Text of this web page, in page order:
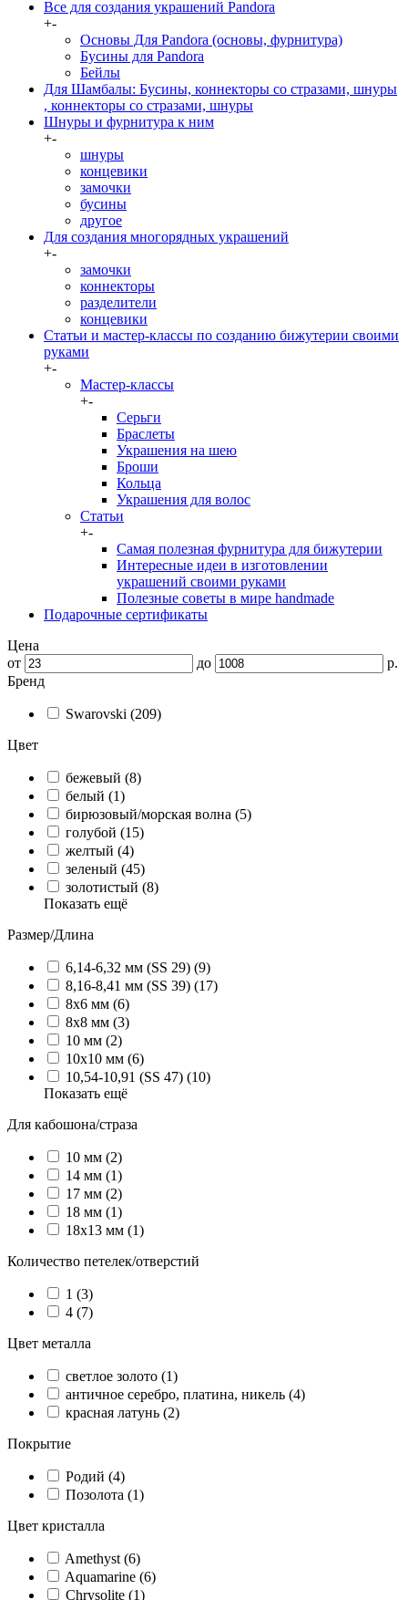
Все для создания украшений Pandora
+-
Основы Для Pandora (основы, фурнитура)
Бусины для Pandora
Бейлы
Для Шамбалы: Бусины, коннекторы со стразами, шнуры
, коннекторы со стразами, шнуры
Шнуры и фурнитура к ним
+-
шнуры
концевики
замочки
бусины
другое
Для создания многорядных украшений
+-
замочки
коннекторы
разделители
концевики
Статьи и мастер-классы по созданию бижутерии своими
руками
+-
Мастер-классы
+-
Серьги
Браслеты
Украшения на шею
Броши
Кольца
Украшения для волос
Статьи
+-
Самая полезная фурнитура для бижутерии
Интересные идеи в изготовлении
украшений своими руками
Полезные советы в мире handmade
Подарочные сертификаты
Цена
от
до
р.
Бренд
Swarovski (209)
Цвет
бежевый (8)
белый (1)
бирюзовый/морская волна (5)
голубой (15)
желтый (4)
зеленый (45)
золотистый (8)
Показать ещё
Размер/Длина
6,14-6,32 мм (SS 29) (9)
8,16-8,41 мм (SS 39) (17)
8х6 мм (6)
8х8 мм (3)
10 мм (2)
10х10 мм (6)
10,54-10,91 (SS 47) (10)
Показать ещё
Для кабошона/страза
10 мм (2)
14 мм (1)
17 мм (2)
18 мм (1)
18х13 мм (1)
Количество петелек/отверстий
1 (3)
4 (7)
Цвет металла
светлое золото (1)
античное серебро, платина, никель (4)
красная латунь (2)
Покрытие
Родий (4)
Позолота (1)
Цвет кристалла
Amethyst (6)
Aquamarine (6)
Chrysolite (1)